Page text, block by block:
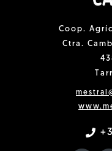
Coop.
Ctra.